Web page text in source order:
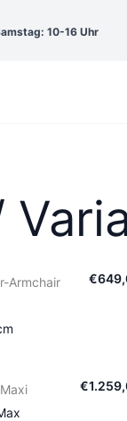
10-16 Uhr
Armchair €649,
€1.259,